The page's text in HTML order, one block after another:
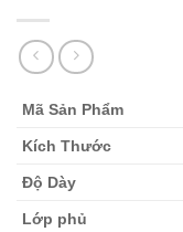
Mã Sản Phẩm
Kích Thước
Độ Dày
Lớp phủ